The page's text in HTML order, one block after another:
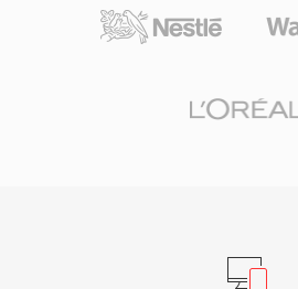
Logic Pro وGarageBand، حيث يعمل AIFF كتنسيق
مواصفات جودة القرص المدمج. لأي